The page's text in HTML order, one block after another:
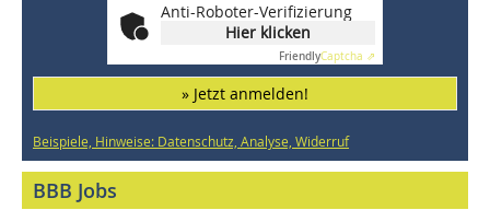
Anti-Roboter-Verifizierung
Hier klicken
FriendlyCaptcha ⇗
» Jetzt anmelden!
Beispiele, Hinweise: Datenschutz, Analyse, Widerruf
BBB Jobs